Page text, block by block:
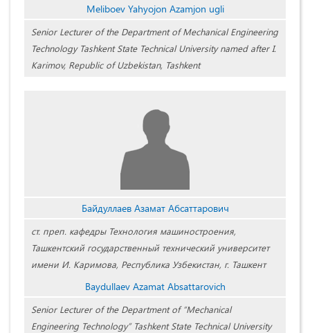
Meliboev Yahyojon Azamjon ugli
Senior Lecturer of the Department of Mechanical Engineering
Technology Tashkent State Technical University named after I.
Karimov, Republic of Uzbekistan, Tashkent
Байдуллаев Азамат Абсаттарович
ст. преп. кафедры Технология машиностроения,
Ташкентский государственный технический университет
имени И. Каримова, Республика Узбекистан, г. Ташкент
Baydullaev Azamat Absattarovich
Senior Lecturer of the Department of “Mechanical
Engineering Technology” Tashkent State Technical University